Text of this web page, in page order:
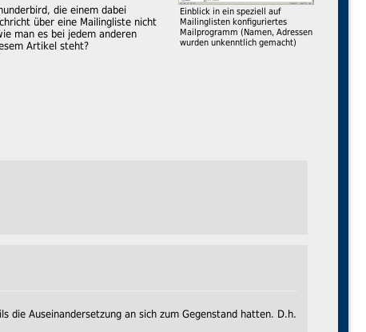
Einblick in ein speziell auf
Mailinglisten konfiguriertes
Mailprogramm (Namen, Adressen
wurden unkenntlich gemacht)
die einem dabei
über eine Mailingliste nicht
man es bei jedem anderen
Artikel steht?
die Auseinandersetzung an sich zum Gegenstand hatten. D.h.